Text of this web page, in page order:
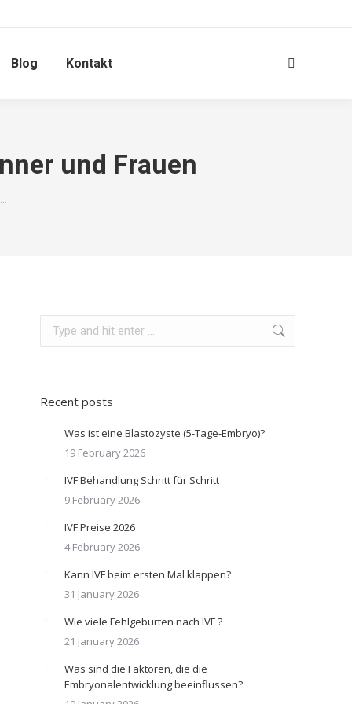
Blog Kontakt Search:
und Frauen
Recent posts
Was ist eine Blastozyste (5-Tage-Embryo)?
19 February 2026
IVF Behandlung Schritt für Schritt
9 February 2026
IVF Preise 2026
4 February 2026
Kann IVF beim ersten Mal klappen?
31 January 2026
Wie viele Fehlgeburten nach IVF ?
21 January 2026
Was sind die Faktoren, die die
Embryonalentwicklung beeinflussen?